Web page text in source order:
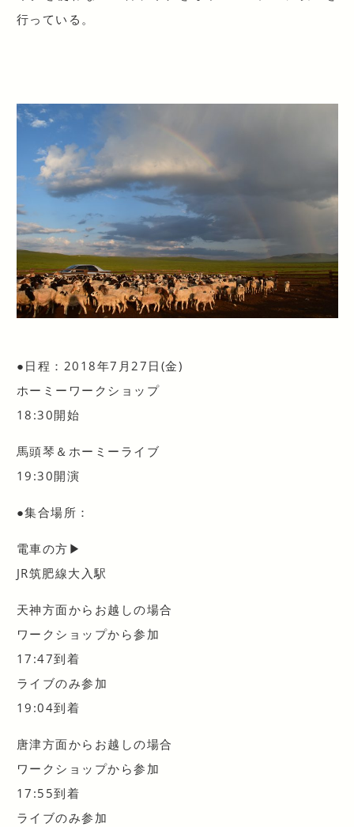
行っている。
●日程：2018年7月27日(金)
ホーミーワークショップ
18:30開始
馬頭琴＆ホーミーライブ
19:30開演
●集合場所：
電車の方▶︎
JR筑肥線大入駅
天神方面からお越しの場合
ワークショップから参加
17:47到着
ライブのみ参加
19:04到着
唐津方面からお越しの場合
ワークショップから参加
17:55到着
ライブのみ参加